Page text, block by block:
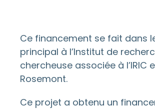
Ce financement se fait dans
principal à l’Institut de
chercheuse associée à
Rosemont.
Ce projet a obtenu un